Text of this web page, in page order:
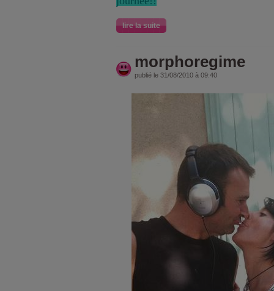
lire la suite
morphoregime
publié le 31/08/2010 à 09:40